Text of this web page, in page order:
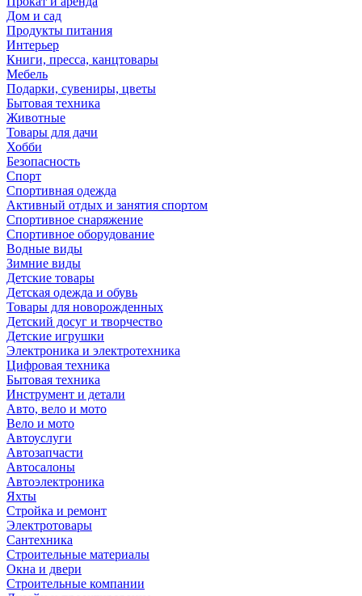
Дом и сад
Продукты питания
Интерьер
Книги, пресса, канцтовары
Мебель
Подарки, сувениры, цветы
Бытовая техника
Животные
Товары для дачи
Хобби
Безопасность
Спорт
Спортивная одежда
Активный отдых и занятия спортом
Спортивное снаряжение
Спортивное оборудование
Водные виды
Зимние виды
Детские товары
Детская одежда и обувь
Товары для новорожденных
Детский досуг и творчество
Детские игрушки
Электроника и электротехника
Цифровая техника
Бытовая техника
Инструмент и детали
Авто, вело и мото
Вело и мото
Автоуслуги
Автозапчасти
Автосалоны
Автоэлектроника
Яхты
Стройка и ремонт
Электротовары
Сантехника
Строительные материалы
Окна и двери
Строительные компании